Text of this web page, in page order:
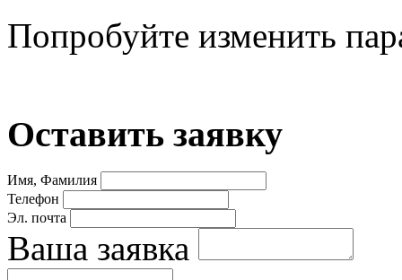
Попробуйте изменить
Оставить заявку
Имя, Фамилия
Телефон
Эл. почта
Ваша заявка